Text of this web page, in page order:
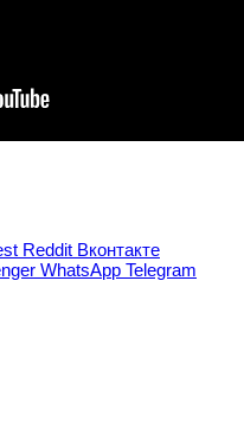
Reddit Вконтакте
WhatsApp Telegram